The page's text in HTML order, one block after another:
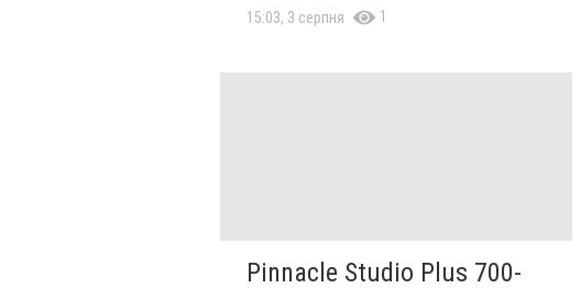
15:03, 3 серпня 1
Pinnacle Studio Plus 700-